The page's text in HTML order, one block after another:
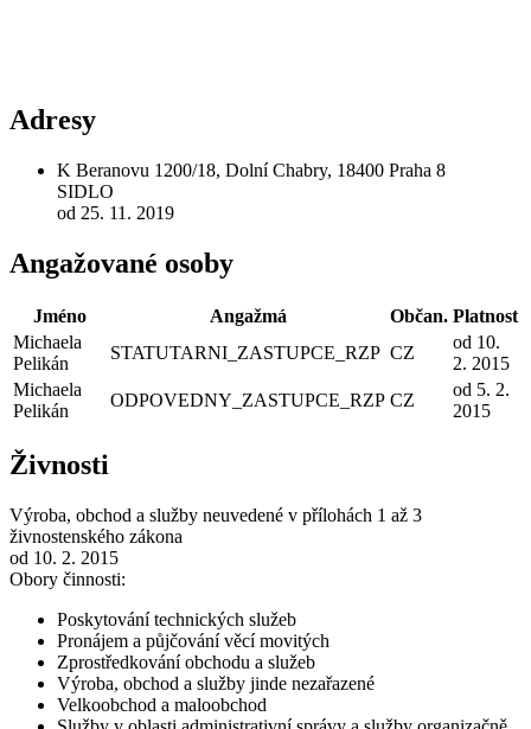
Adresy
K Beranovu 1200/18, Dolní Chabry, 18400 Praha 8
SIDLO
od 25. 11. 2019
Angažované osoby
Jméno Angažmá Občan. Platnost
Michaela
Pelikán
STATUTARNI_ZASTUPCE_RZP CZ
od 10.
2. 2015
Michaela
Pelikán
ODPOVEDNY_ZASTUPCE_RZP CZ
od 5. 2.
2015
Živnosti
Výroba, obchod a služby neuvedené v přílohách 1 až 3
živnostenského zákona
od 10. 2. 2015
Obory činnosti:
Poskytování technických služeb
Pronájem a půjčování věcí movitých
Zprostředkování obchodu a služeb
Výroba, obchod a služby jinde nezařazené
Velkoobchod a maloobchod